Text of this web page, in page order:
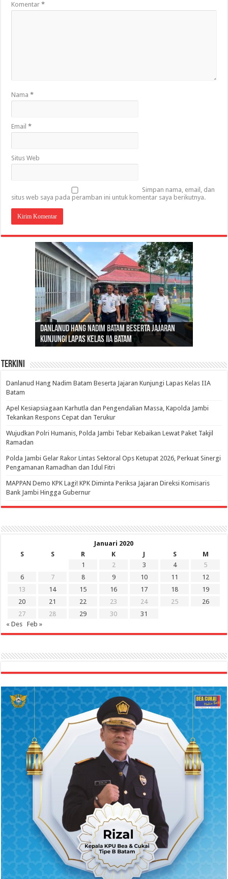
Komentar*
Nama*
Email*
Situs Web
Simpan nama, email, dan
situs web saya pada peramban ini untuk komentar saya berikutnya.
Danlanud Hang Nadim Batam Beserta Jajaran
Kunjungi Lapas Kelas IIA Batam
Silaturahmi dan Reses Komite I DPD RI di Polda
Jambi Bahas Sinergitas Penanganan Narkotika
Gubernur Al Haris: Lomba Cerdas Cermat Sarana
Edukasi Pembentukan Karakter Generasi
Penerus
Gubernur Al Haris Dorong Koperasi Merah Putih
Cepat Beroperasi Agar Bisa Layani Masyarakat
Penuhi Kebutuhannya
Sosok Fenomenal yang Menggetarkan
Nusantara: Ratu Wangsa, Wanita Berkelas
dengan Pengaruh Internasional
Terkini
Danlanud Hang Nadim Batam Beserta Jajaran Kunjungi Lapas Kelas IIA
Batam
Apel Kesiapsiagaan Karhutla dan Pengendalian Massa, Kapolda Jambi
Tekankan Respons Cepat dan Terukur
Wujudkan Polri Humanis, Polda Jambi Tebar Kebaikan Lewat Paket Takjil
Ramadan
Polda Jambi Gelar Rakor Lintas Sektoral Ops Ketupat 2026, Perkuat Sinergi
Pengamanan Ramadhan dan Idul Fitri
‎MAPPAN Demo KPK Lagi! KPK Diminta Periksa Jajaran Direksi Komisaris
Bank Jambi Hingga Gubernur ‎
Januari 2020
S
S R K J S
M
1
2 3 4
5
6
7 8 9 10 11
12
13
14 15 16 17 18
19
20
21 22 23 24 25
26
27
28 29 30
31
« Des
Feb »